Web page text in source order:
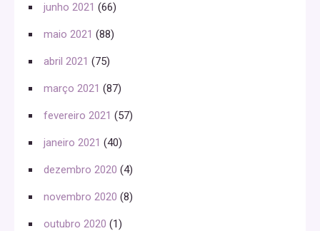
junho 2021 (66)
maio 2021 (88)
abril 2021 (75)
março 2021 (87)
fevereiro 2021 (57)
janeiro 2021 (40)
dezembro 2020 (4)
novembro 2020 (8)
outubro 2020 (1)